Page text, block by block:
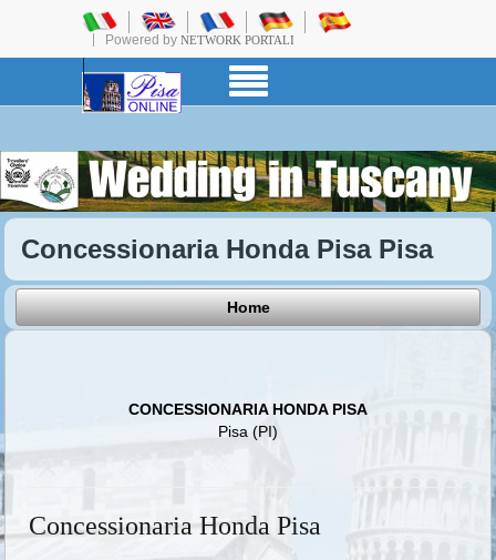
Powered by NETWORK PORTALI
Concessionaria Honda Pisa Pisa
Home
CONCESSIONARIA HONDA PISA
Pisa (PI)
Concessionaria Honda Pisa